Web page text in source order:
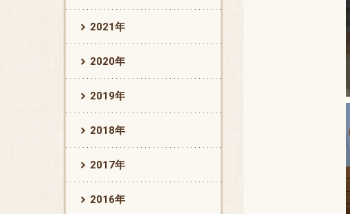
2021年
2020年
2019年
2018年
2017年
2016年